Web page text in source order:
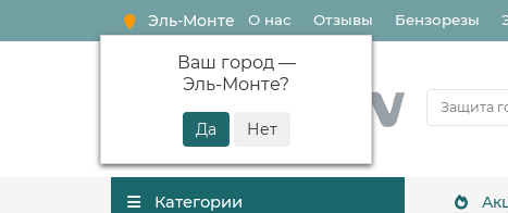
Эль-Монте
Ваш город —
Эль-Монте?
О нас Отзывы Бензорезы
Категории